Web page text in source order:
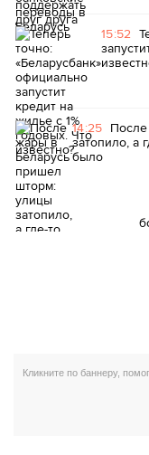
15:52
14:25
затопило, а
было